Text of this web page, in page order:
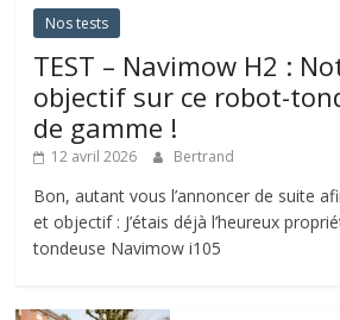
Nos tests
TEST – Navimow H2 :
objectif sur ce robot-
de gamme !
12 avril 2026 Bertrand
Bon, autant vous l’annoncer de suite
et objectif : J’étais déjà l’heureux
tondeuse Navimow i105